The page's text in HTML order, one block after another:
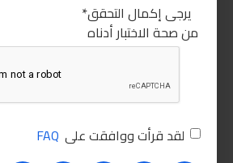
يرجى إكمال التحقق
من صحة الاختبار أدناه
لقد قرأت ووافقت على FAQ